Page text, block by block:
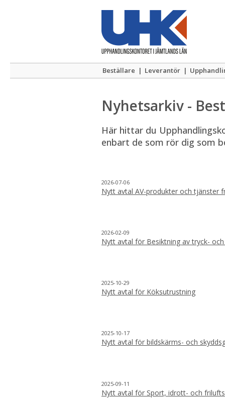
Beställare | Leverantör |
Nyhetsarkiv -
Här hittar du
enbart de som rör dig som
2026-07-06
Nytt avtal AV-produkter och tjänster
2026-02-09
Nytt avtal för Besiktning av tryck-
2025-10-29
Nytt avtal för Köksutrustning
2025-10-17
Nytt avtal för bildskärms- och
2025-09-11
Nytt avtal för Sport, idrott- och